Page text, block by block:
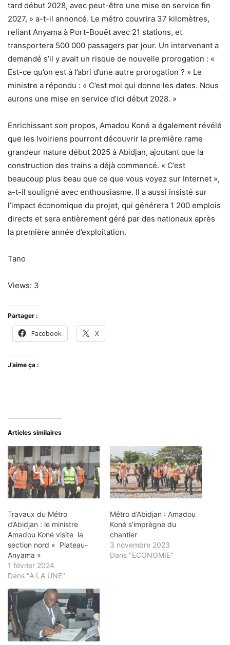
tard début 2028, avec peut-être une mise en service fin
2027, » a-t-il annoncé. Le métro couvrira 37 kilomètres,
reliant Anyama à Port-Bouët avec 21 stations, et
transportera 500 000 passagers par jour. Un intervenant a
demandé s’il y avait un risque de nouvelle prorogation : «
Est-ce qu’on est à l’abri d’une autre prorogation ? » Le
ministre a répondu : « C’est moi qui donne les dates. Nous
aurons une mise en service d’ici début 2028. »
Enrichissant son propos, Amadou Koné a également révélé
que les Ivoiriens pourront découvrir la première rame
grandeur nature début 2025 à Abidjan, ajoutant que la
construction des trains a déjà commencé. « C’est
beaucoup plus beau que ce que vous voyez sur Internet »,
a-t-il souligné avec enthousiasme. Il a aussi insisté sur
l’impact économique du projet, qui générera 1 200 emplois
directs et sera entièrement géré par des nationaux après
la première année d’exploitation.
Tano
Views: 3
Partager :
Facebook X
J’aime ça :
Articles similaires
Travaux du Métro
d’Abidjan : le ministre
Amadou Koné visite la
section nord « Plateau-
Anyama »
1 février 2024
Dans "A LA UNE"
Métro d’Abidjan : Amadou
Koné s’imprègne du
chantier
3 novembre 2023
Dans "ECONOMIE"